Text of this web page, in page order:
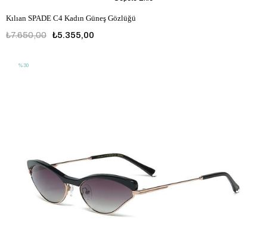
Kılıan SPADE C4 Kadın Güneş Gözlüğü
₺5.355,00
₺7.650,00
%30